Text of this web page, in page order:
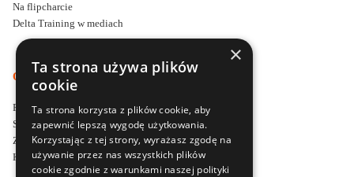
Na flipcharcie
Delta Training w mediach
O DELTA TRAINING
Firma szkoleniowa Delta Training
Styl i filozofia prowadzenia szkoleń
Zapytaj o ofertę szkoleniową
Kontakt
×
Ta strona używa plików
cookie
Ta strona korzysta z plików cookie, aby
zapewnić lepszą wygodę użytkowania.
Korzystając z tej strony, wyrażasz zgodę na
używanie przez nas wszystkich plików
cookie zgodnie z warunkami naszej polityki